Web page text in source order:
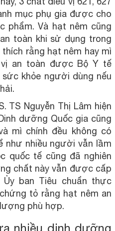
mục phụ gia được cho
phẩm. Và hạt nêm cũng
toàn khi sử dụng trong
rằng hạt nêm hay mì
an toàn được Bộ Y tế
khỏe người dùng nếu
TS Nguyễn Thị Lâm hiện
dưỡng Quốc gia cũng
mì chính đều không có
như nhiều người vẫn lầm
quốc tế cũng đã nghiên
chất này vẫn được cấp
ban Tiêu chuẩn thực
tỏ rằng hạt nêm an
phù hợp.
nhiều dinh dưỡng